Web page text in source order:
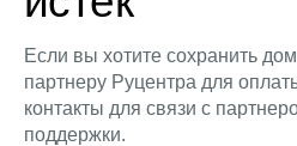
Если вы хотите сохранить
партнеру Руцентра для
контакты для связи с
поддержки.